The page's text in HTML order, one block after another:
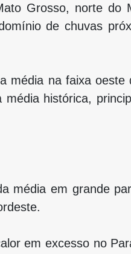
Grosso, norte
de chuvas
média na faixa
histórica,
média em grande
em excesso no